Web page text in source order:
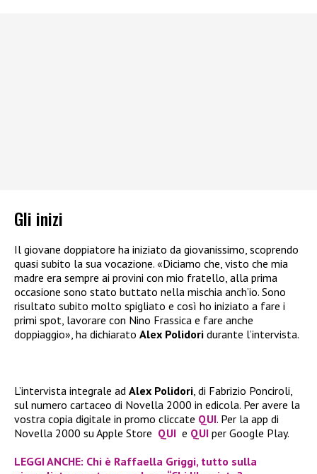
Gli inizi
Il giovane doppiatore ha iniziato da giovanissimo, scoprendo
quasi subito la sua vocazione. «Diciamo che, visto che mia
madre era sempre ai provini con mio fratello, alla prima
occasione sono stato buttato nella mischia anch’io. Sono
risultato subito molto spigliato e così ho iniziato a fare i
primi spot, lavorare con Nino Frassica e fare anche
doppiaggio», ha dichiarato Alex Polidori durante l’intervista.
L’intervista integrale ad Alex Polidori, di Fabrizio Ponciroli,
sul numero cartaceo di Novella 2000 in edicola. Per avere la
vostra copia digitale in promo cliccate QUI. Per la app di
Novella 2000 su Apple Store QUI e QUI per Google Play.
LEGGI ANCHE: Chi è Raffaella Griggi, tutto sulla